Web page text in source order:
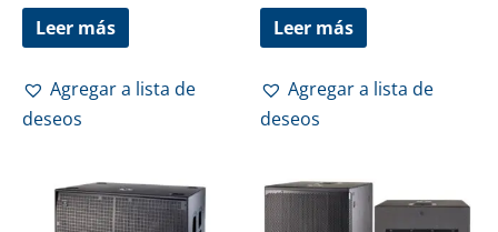
Leer más
Agregar a lista de
deseos
Leer más
Agregar a lista de
deseos